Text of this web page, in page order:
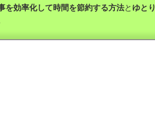
を効率化して時間を節約する方法と ゆとり